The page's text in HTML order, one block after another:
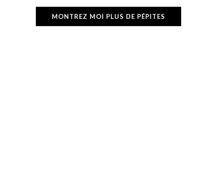
MONTREZ MOI PLUS DE PÉPITES